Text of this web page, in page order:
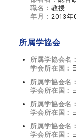
職名： 教授
年月： 2013年
所属学協会
所属学協会名：
学会所在国：
所属学協会名：
学会所在国：
所属学協会名：
学会所在国：
所属学協会名：
学会所在国：